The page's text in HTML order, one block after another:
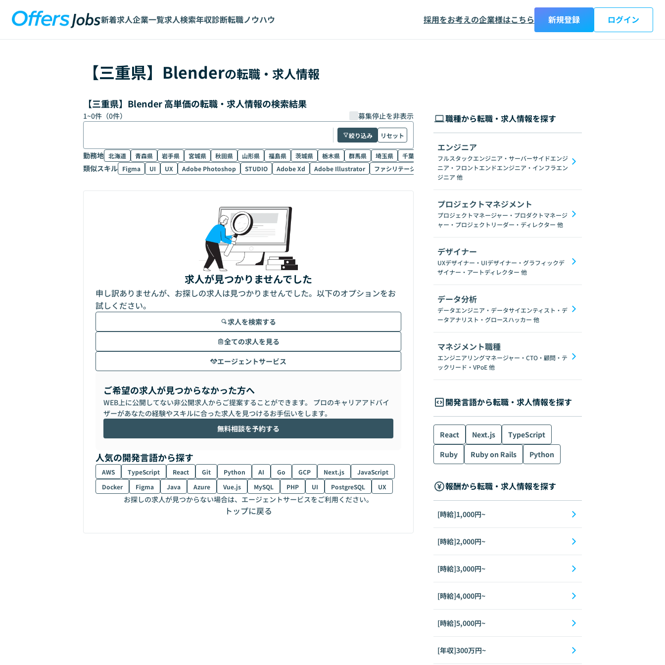
新着求人企業一覧求人検索年収診断転職ノウハウ 採用をお考えの企業様はこちら 新規登録 ログイン
【三重県】 Blenderの転職・求人情報
【三重県】Blender 高単価の転職・求人情報の検索結果
1~0件（0件） 募集停止を非表示
絞り込み リセット
勤務地 北海道 青森県 岩手県 宮城県 秋田県 山形県 福島県 茨城県 栃木県 群馬県 埼玉県 千葉県 東京都 神奈川県 新潟県 富山県 石川県
類似スキル Figma UI UX Adobe Photoshop STUDIO Adobe Xd Adobe Illustrator ファシリテーション Sketch ユーザーインタビュー コミュニケーションデザイン
求人が見つかりませんでした
申し訳ありませんが、お探しの求人は見つかりませんでした。以下のオプションをお
試しください。
求人を検索する
全ての求人を見る
エージェントサービス
ご希望の求人が見つからなかった方へ
WEB上に公開してない非公開求人からご提案することができます。 プロのキャリアアドバイ
ザーがあなたの経験やスキルに合った求人を見つけるお手伝いをします。
無料相談を予約する
人気の開発言語から探す
AWS TypeScript React Git Python AI Go GCP Next.js
JavaScript
Docker
Figma Java Azure Vue.js MySQL PHP UI PostgreSQL UX
お探しの求人が見つからない場合は、エージェントサービスをご利用ください。
トップに戻る
職種から転職・求人情報を探す
エンジニア
フルスタックエンジニア・サーバーサイドエンジ
ニア・フロントエンドエンジニア・インフラエン
ジニア 他
プロジェクトマネジメント
プロジェクトマネージャー・プロダクトマネージ
ャー・プロジェクトリーダー・ディレクター 他
デザイナー
UXデザイナー・UIデザイナー・グラフィックデ
ザイナー・アートディレクター 他
データ分析
データエンジニア・データサイエンティスト・デ
ータアナリスト・グロースハッカー 他
マネジメント職種
エンジニアリングマネージャー・CTO・顧問・テ
ックリード・VPoE他
開発言語から転職・求人情報を探す
React Next.js
TypeScript
Ruby
Ruby on Rails Python
報酬から転職・求人情報を探す
[時給]1,000円~
[時給]2,000円~
[時給]3,000円~
[時給]4,000円~
[時給]5,000円~
[年収]300万円~